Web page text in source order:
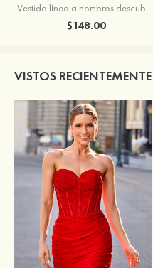
Vestido línea a hombros descubiertos tul corto/mini vestido para homecoming
$148.00
VISTOS RECIENTEMENTE